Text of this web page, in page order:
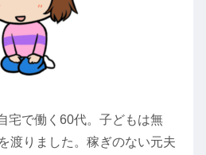
宅で働く60代。子どもは無
渡りました。稼ぎのない元夫